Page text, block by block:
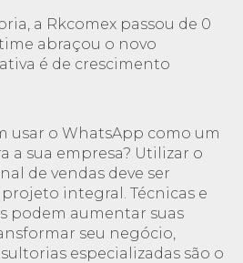
a Rkcomex passou de 0
abraçou o novo
é de crescimento
usar o WhatsApp como um
a sua empresa? Utilizar o
de vendas deve ser
integral. Técnicas e
podem aumentar suas
seu negócio,
especializadas são o